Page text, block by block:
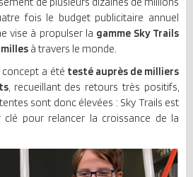
fois le budget publicitaire annuel
vise à propulser la gamme Sky Trails
à travers le monde.
a été testé auprès de milliers
, recueillant des retours très positifs,
sont donc élevées : Sky Trails est
pour relancer la croissance de la